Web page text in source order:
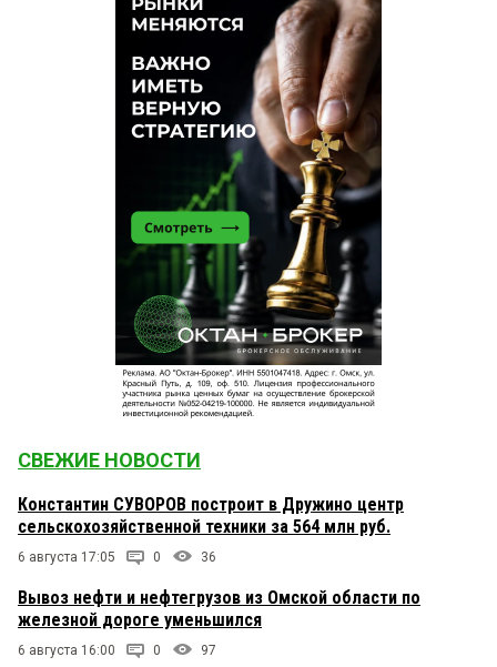
СВЕЖИЕ НОВОСТИ
Константин СУВОРОВ построит в Дружино центр
сельскохозяйственной техники за 564 млн руб.
6 августа 17:05 0 36
Вывоз нефти и нефтегрузов из Омской области по
железной дороге уменьшился
6 августа 16:00 0 97